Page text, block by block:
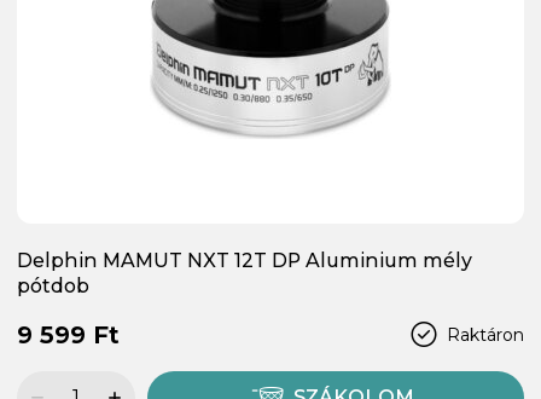
Delphin MAMUT NXT 12T DP Aluminium mély
pótdob
Raktáron
9 599 Ft